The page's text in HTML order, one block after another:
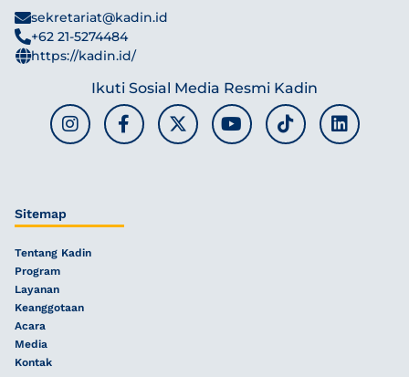
sekretariat@kadin.id
+62 21-5274484
https://kadin.id/
Ikuti Sosial Media Resmi Kadin
Sitemap
Tentang Kadin
Program
Layanan
Keanggotaan
Acara
Media
Kontak